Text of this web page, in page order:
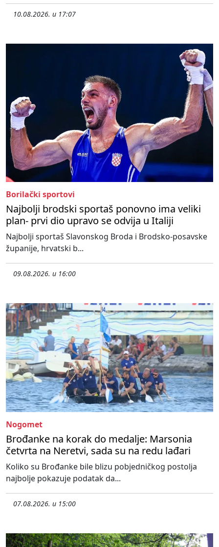
10.08.2026. u 17:07
Borilački sportovi
Najbolji brodski sportaš ponovno ima veliki
plan- prvi dio upravo se odvija u Italiji
Najbolji sportaš Slavonskog Broda i Brodsko-posavske
županije, hrvatski b...
09.08.2026. u 16:00
Nogomet
Brođanke na korak do medalje: Marsonia
četvrta na Neretvi, sada su na redu lađari
Koliko su Brođanke bile blizu pobjedničkog postolja
najbolje pokazuje podatak da...
07.08.2026. u 15:00